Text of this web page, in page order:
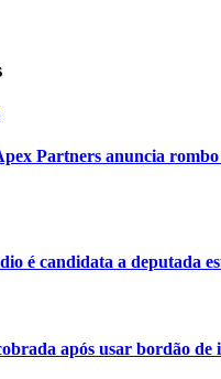
Partners anuncia rombo
é candidata a deputada
após usar bordão de